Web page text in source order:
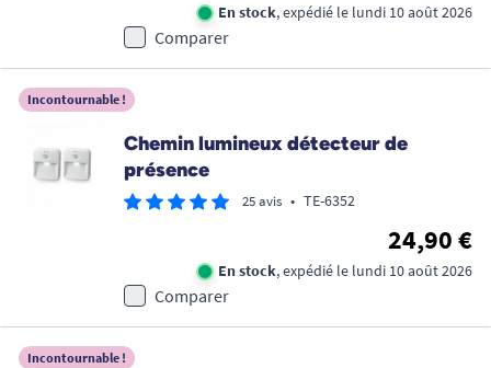
En stock, expédié le lundi 10 août 2026
Comparer
Incontournable !
Chemin lumineux détecteur de
présence
25 avis • TE-6352
24,90 €
En stock, expédié le lundi 10 août 2026
Comparer
Incontournable !